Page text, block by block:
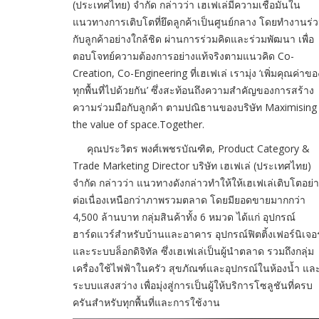
(ประเทศไทย) จำกัด กล่าวว่า เฮเฟเล่มีความเชื่อมั่นใน
แนวทางการเติบโตที่ยึดลูกค้าเป็นศูนย์กลาง โดยทำงานร่
กับลูกค้าอย่างใกล้ชิด ผ่านการร่วมคิดและร่วมพัฒนา เพื่อ
ตอบโจทย์ความต้องการอย่างแท้จริงตามแนวคิด Co-
Creation, Co-Engineering ที่เฮเฟเล่ เรามุ่ง ‘เพิ่มคุณค่าขอ
ทุกพื้นที่ไปด้วยกัน’ ซึ่งสะท้อนถึงความสำคัญของการสร้าง
ความร่วมมือกับลูกค้า ตามปณิธานของบริษัท Maximising
the value of space.Together.
คุณประวิตร พงศ์เพชรบัณฑิต, Product Category &
Trade Marketing Director บริษัท เฮเฟเล่ (ประเทศไทย)
จำกัด กล่าวว่า แนวทางดังกล่าวทำให้ให้เฮเฟเล่เติบโตอย่
ต่อเนื่องเหนือกว่าภาพรวมตลาด โดยมียอดขายมากกว่า
4,500 ล้านบาท กลุ่มสินค้าทั้ง 6 หมวด ได้แก่ อุปกรณ์
ฮาร์ดแวร์สำหรับบ้านและอาคาร อุปกรณ์ฟิตติ้งเฟอร์นิเจอ
และระบบล็อกดิจิทัล ซึ่งเฮเฟเล่เป็นผู้นำตลาด รวมถึงกลุ่ม
เครื่องใช้ไฟฟ้าในครัว สุขภัณฑ์และอุปกรณ์ในห้องน้ำ แล
ระบบแสงสว่าง เพื่อมุ่งสู่การเป็นผู้ให้บริการโซลูชันที่ครบ
ครันสำหรับทุกพื้นที่และการใช้งาน